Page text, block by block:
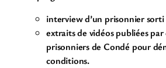
interview d’un prisonnier
extraits de vidéos publiées par
prisonniers de Condé pour
conditions.